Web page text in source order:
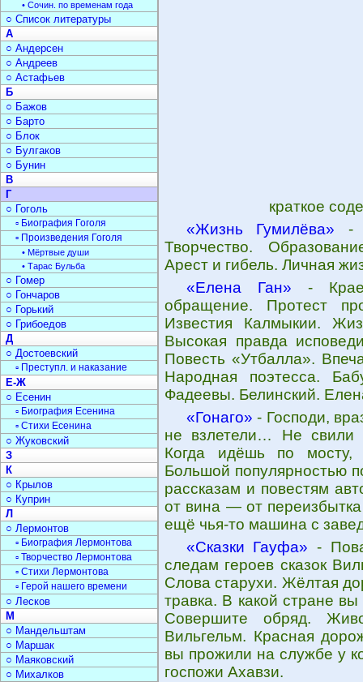
краткое
«Жизнь Гумилёва» -
Творчество.
Арест и гибель. Личная
«Елена Ган» -
обращение. Протест
Известия Калмыкии.
Высокая правда
Повесть «Утбалла».
Народная поэтесса.
Фадеевы. Белинский.
«Гонаго» - Господи,
не взле­тели… Не свили
Когда идёшь по мосту,
Большой популярностью
рассказам и повестям
от вина — от
ещё чья-то ма­шина с
«Сказки Гауфа» -
следам героев сказок
Слова старухи. Жёлтая
травка. В какой стране
Совершите обряд.
Вильгельм. Красная
вы прожили на службе у
госпожи Ахавзи.
• Сочин. по временам года
○ Список литературы
А
○ Андерсен
○ Андреев
○ Астафьев
Б
○ Бажов
○ Барто
○ Блок
○ Булгаков
○ Бунин
В
Г
○ Гоголь
▫ Биография Гоголя
▫ Произведения Гоголя
• Мёртвые души
• Тарас Бульба
○ Гомер
○ Гончаров
○ Горький
○ Грибоедов
Д
○ Достоевский
▫ Преступл. и наказание
Е-Ж
○ Есенин
▫ Биография Есенина
▫ Стихи Есенина
○ Жуковский
З
К
○ Крылов
○ Куприн
Л
○ Лермонтов
▫ Биография Лермонтова
▫ Творчество Лермонтова
▫ Стихи Лермонтова
▫ Герой нашего времени
○ Лесков
М
○ Мандельштам
○ Маршак
○ Маяковский
○ Михалков